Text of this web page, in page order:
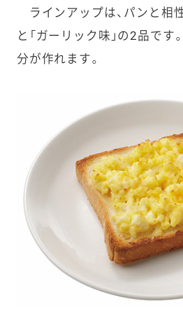
ラインアップは、パンと相性
と「ガーリック味」の2品で
分が作れます。